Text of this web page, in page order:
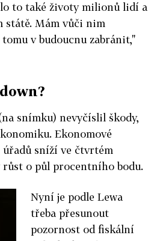
to také životy milionů lidí a
státě. Mám vůči nim
v budoucnu zabránit,"
snímku) nevyčíslil škody,
Ekonomové
úřadů sníží ve čtvrtém
o půl procentního bodu.
Nyní je podle Lewa
třeba přesunout
pozornost od fiskální